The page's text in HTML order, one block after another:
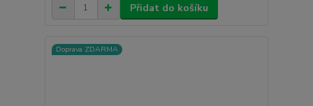
Přidat do košíku
Doprava ZDARMA